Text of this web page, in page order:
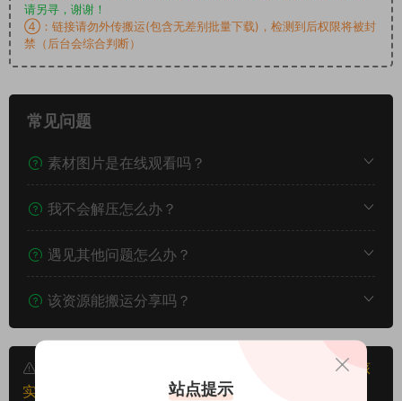
请另寻，谢谢！
④：链接请勿外传搬运(包含无差别批量下载)，检测到后权限将被封
禁（后台会综合判断）
常见问题
素材图片是在线观看吗？
我不会解压怎么办？
遇见其他问题怎么办？
该资源能搬运分享吗？
本文资源仅供个人参考学习，请勿批量搬运，一经核
实将封禁账号权限！
站点提示